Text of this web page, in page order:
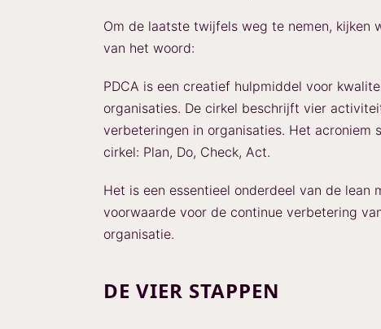
Om de laatste twijfels weg te nemen, kijken
van het woord:
PDCA is een creatief hulpmiddel voor
organisaties. De cirkel beschrijft vier
verbeteringen in organisaties. Het
cirkel: Plan, Do, Check, Act.
Het is een essentieel onderdeel van de lean
voorwaarde voor de continue verbetering
organisatie.
DE VIER STAPPEN